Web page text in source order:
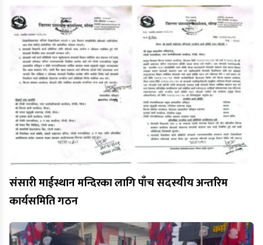
संसारी माईस्थान मन्दिरका लागि पाँच सदस्यीय अन्तरिम
कार्यसमिति गठन